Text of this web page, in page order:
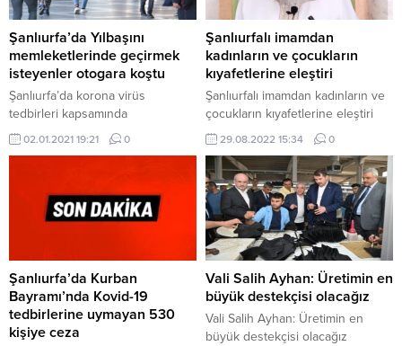
Şanlıurfa’da Yılbaşını
memleketlerinde geçirmek
isteyenler otogara koştu
Şanlıurfa’da korona virüs
tedbirleri kapsamında
uygulanacak kısıtlama öncesi
yılbaşını memleketlerinde
02.01.2021 19:21 0
Şanlıurfalı imamdan
kadınların ve çocukların
kıyafetlerine eleştiri
Şanlıurfalı imamdan kadınların ve
çocukların kıyafetlerine eleştiri
29.08.2022 15:34 0
Şanlıurfa’da Kurban
Bayramı’nda Kovid-19
tedbirlerine uymayan 530
kişiye ceza
Vali Salih Ayhan: Üretimin en
büyük destekçisi olacağız
Vali Salih Ayhan: Üretimin en
büyük destekçisi olacağız